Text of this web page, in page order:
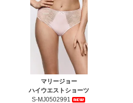
マリージョー
ハイウエストショーツ
S-MJ0502991